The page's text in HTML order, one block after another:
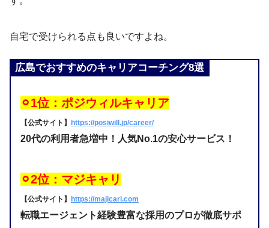
自宅で受けられる点も良いですよね。
広島でおすすめのキャリアコーチング8選
⚪︎1位： ポジウィルキャリア
【公式サイト】 https://posiwill.jp/career/
20代の利用者急増中！人気No.1の安心サービス！
⚪︎2位：マジキャリ
【公式サイト】 https://majicari.com
転職エージェント経験豊富な採用のプロが徹底サポ